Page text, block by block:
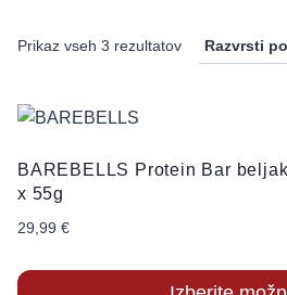
Prikaz vseh 3 rezultatov
BAREBELLS Protein Bar
x 55g
29,99 €